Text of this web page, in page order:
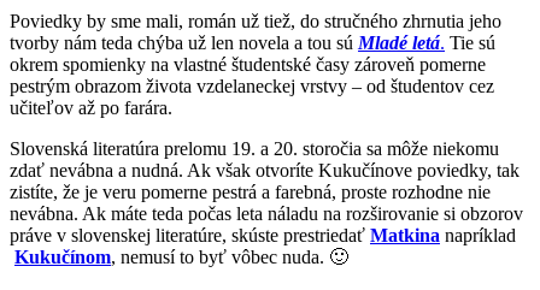
Poviedky by sme mali, román už tiež, do stručného zhrnutia jeho
tvorby nám teda chýba už len novela a tou sú Mladé letá. Tie sú
okrem spomienky na vlastné študentské časy zároveň pomerne
pestrým obrazom života vzdelaneckej vrstvy – od študentov cez
učiteľov až po farára.
Slovenská literatúra prelomu 19. a 20. storočia sa môže niekomu
zdať nevábna a nudná. Ak však otvoríte Kukučínove poviedky, tak
zistíte, že je veru pomerne pestrá a farebná, proste rozhodne nie
nevábna. Ak máte teda počas leta náladu na rozširovanie si obzorov
práve v slovenskej literatúre, skúste prestriedať Matkina napríklad
Kukučínom, nemusí to byť vôbec nuda. 🙂